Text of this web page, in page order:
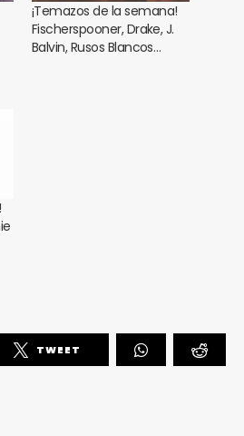
¡Temazos de la semana!
Fischerspooner, Drake, J.
Balvin, Rusos Blancos…
TWEET